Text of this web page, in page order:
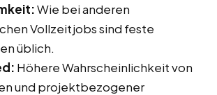
Wie bei anderen
Vollzeitjobs sind feste
üblich.
Höhere Wahrscheinlichkeit von
und projektbezogener